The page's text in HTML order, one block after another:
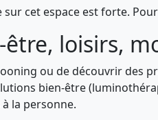
sur cet espace est forte.
être, loisirs,
ou de découvrir des
bien-être
la personne.